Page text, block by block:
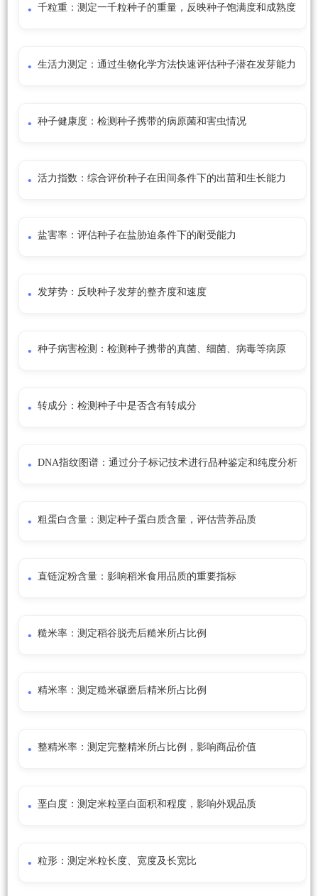
千粒重：测定一千粒种子的重量，反映种子饱满度和成熟度
生活力测定：通过生物化学方法快速评估种子潜在发芽能力
种子健康度：检测种子携带的病原菌和害虫情况
活力指数：综合评价种子在田间条件下的出苗和生长能力
盐害率：评估种子在盐胁迫条件下的耐受能力
发芽势：反映种子发芽的整齐度和速度
种子病害检测：检测种子携带的真菌、细菌、病毒等病原
转成分：检测种子中是否含有转成分
DNA指纹图谱：通过分子标记技术进行品种鉴定和纯度分析
粗蛋白含量：测定种子蛋白质含量，评估营养品质
直链淀粉含量：影响稻米食用品质的重要指标
糙米率：测定稻谷脱壳后糙米所占比例
精米率：测定糙米碾磨后精米所占比例
整精米率：测定完整精米所占比例，影响商品价值
垩白度：测定米粒垩白面积和程度，影响外观品质
粒形：测定米粒长度、宽度及长宽比